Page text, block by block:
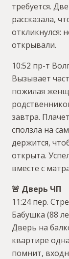
требуется.
рассказала,
откликнулся:
открывали.
10:52 пр-т
Вызывает
пожилая
завтра.
сползла на
держится,
открыта.
вместе с
🚨 Дверь ЧП
11:24 пер.
Бабушка (88
Дверь на
квартире
помнит,